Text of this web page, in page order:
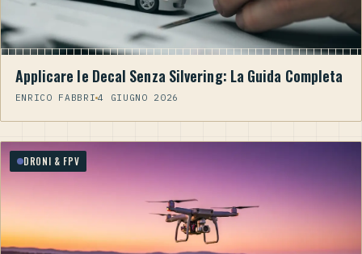
Applicare le Decal Senza Silvering: La Guida Completa
ENRICO FABBRI 4 GIUGNO 2026
DRONI & FPV